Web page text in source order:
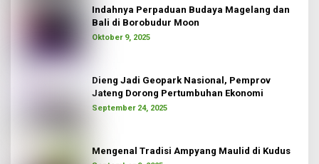
Indahnya Perpaduan Budaya Magelang dan
Bali di Borobudur Moon
Oktober 9, 2025
Dieng Jadi Geopark Nasional, Pemprov
Jateng Dorong Pertumbuhan Ekonomi
September 24, 2025
Mengenal Tradisi Ampyang Maulid di Kudus